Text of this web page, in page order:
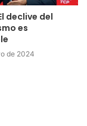
declive del
es
de 2024